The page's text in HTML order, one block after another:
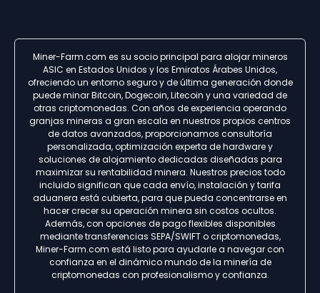
Miner-Farm.com es su socio principal para alojar mineros
ASIC en Estados Unidos y los Emiratos Árabes Unidos,
ofreciendo un entorno seguro y de última generación donde
puede minar Bitcoin, Dogecoin, Litecoin y una variedad de
otras criptomonedas. Con años de experiencia operando
granjas mineras a gran escala en nuestros propios centros
de datos avanzados, proporcionamos consultoría
personalizada, optimización experta de hardware y
soluciones de alojamiento dedicadas diseñadas para
maximizar su rentabilidad minera. Nuestros precios todo
incluido significan que cada envío, instalación y tarifa
aduanera está cubierta, para que pueda concentrarse en
hacer crecer su operación minera sin costos ocultos.
Además, con opciones de pago flexibles disponibles
mediante transferencias SEPA/SWIFT o criptomonedas,
Miner-Farm.com está listo para ayudarle a navegar con
confianza en el dinámico mundo de la minería de
criptomonedas con profesionalismo y confianza.